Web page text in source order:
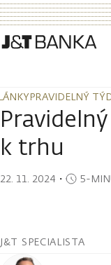
PRAVIDELNÝ
PRAVIDELNÝ
k trhu
22. 11. 2024 ・ 5-
J&T SPECIALISTA